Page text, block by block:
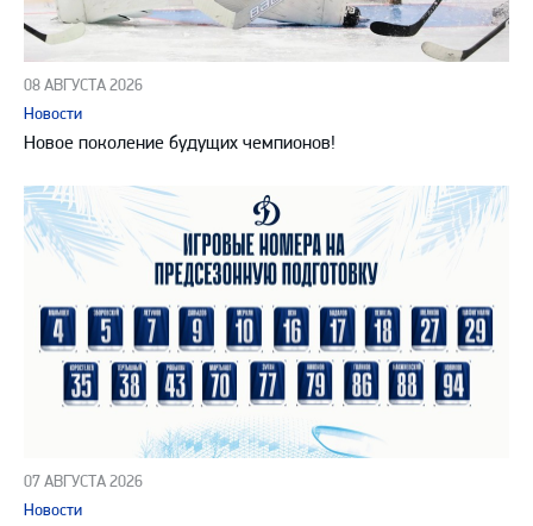
08 АВГУСТА 2026
Новости
Новое поколение будущих чемпионов!
07 АВГУСТА 2026
Новости